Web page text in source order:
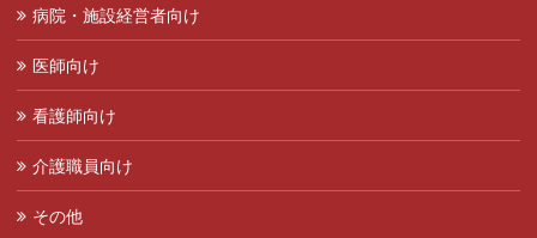
病院・施設経営者向け
医師向け
看護師向け
介護職員向け
その他